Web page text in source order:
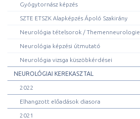
Gyógytornász képzés
SZTE ETSZK Alapképzés Ápoló Szakirány
Neurológia tételsorok / Themenneurologie
Neurológia képzési útmutató
Neurológia vizsga küszöbkérdései
NEUROLÓGIAI KEREKASZTAL
2022
Elhangzott előadások diasora
2021